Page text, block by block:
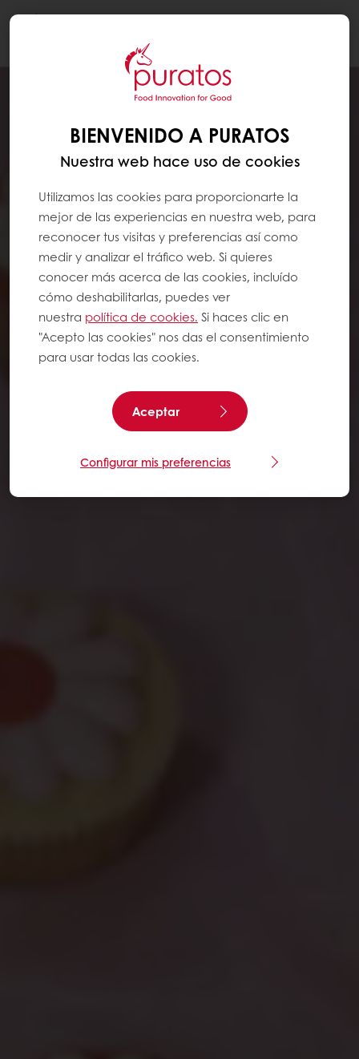
BIENVENIDO A PURATOS
Nuestra web hace uso de cookies
Utilizamos las cookies para proporcionarte la
mejor de las experiencias en nuestra web, para
reconocer tus visitas y preferencias así como
medir y analizar el tráfico web. Si quieres
conocer más acerca de las cookies, incluído
cómo deshabilitarlas, puedes ver
nuestra política de cookies. Si haces clic en
"Acepto las cookies" nos das el consentimiento
para usar todas las cookies.
Aceptar
Configurar mis preferencias